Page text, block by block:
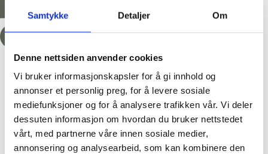
Samtykke Detaljer Om
Denne nettsiden anvender cookies
Vi bruker informasjonskapsler for å gi innhold og
annonser et personlig preg, for å levere sosiale
mediefunksjoner og for å analysere trafikken vår. Vi deler
dessuten informasjon om hvordan du bruker nettstedet
vårt, med partnerne våre innen sosiale medier,
annonsering og analysearbeid, som kan kombinere den